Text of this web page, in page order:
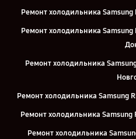
Ремонт холодильника Samsung
Ремонт холодильника Samsung
Ремонт холодильника
Ремонт холодильника Samsung
Ремонт холодильника Samsung
Ремонт холодильника